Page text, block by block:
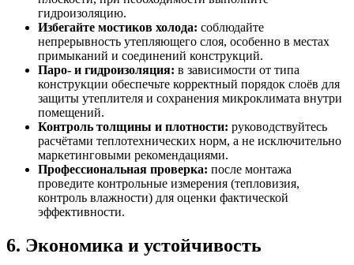
гидроизоляцию.
Избегайте мостиков холода: соблюдайте
непрерывность утепляющего слоя, особенно в местах
примыканий и соединений конструкций.
Паро- и гидроизоляция: в зависимости от типа
конструкции обеспечьте корректный порядок слоёв для
защиты утеплителя и сохранения микроклимата внутри
помещений.
Контроль толщины и плотности: руководствуйтесь
расчётами теплотехнических норм, а не исключительно
маркетинговыми рекомендациями.
Профессиональная проверка: после монтажа
проведите контрольные измерения (тепловизия,
контроль влажности) для оценки фактической
эффективности.
6. Экономика и устойчивость